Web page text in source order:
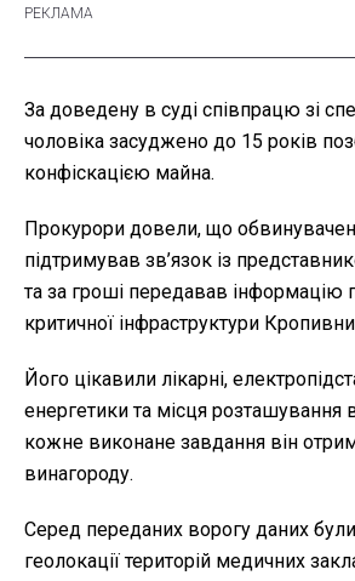
За доведену в суді співпрацю зі
чоловіка засуджено до 15 років
конфіскацією майна.
Прокурори довели, що
підтримував зв’язок із
та за гроші передавав інформацію
критичної інфраструктури
Його цікавили лікарні,
енергетики та місця розташування
кожне виконане завдання він
винагороду.
Серед переданих ворогу даних
геолокації територій медичних